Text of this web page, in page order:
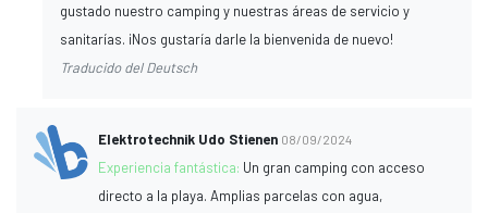
gustado nuestro camping y nuestras áreas de servicio y
sanitarías. ¡Nos gustaría darle la bienvenida de nuevo!
Traducido del Deutsch
Elektrotechnik Udo Stienen 08/09/2024
Experiencia fantástica: Un gran camping con acceso
directo a la playa. Amplias parcelas con agua,